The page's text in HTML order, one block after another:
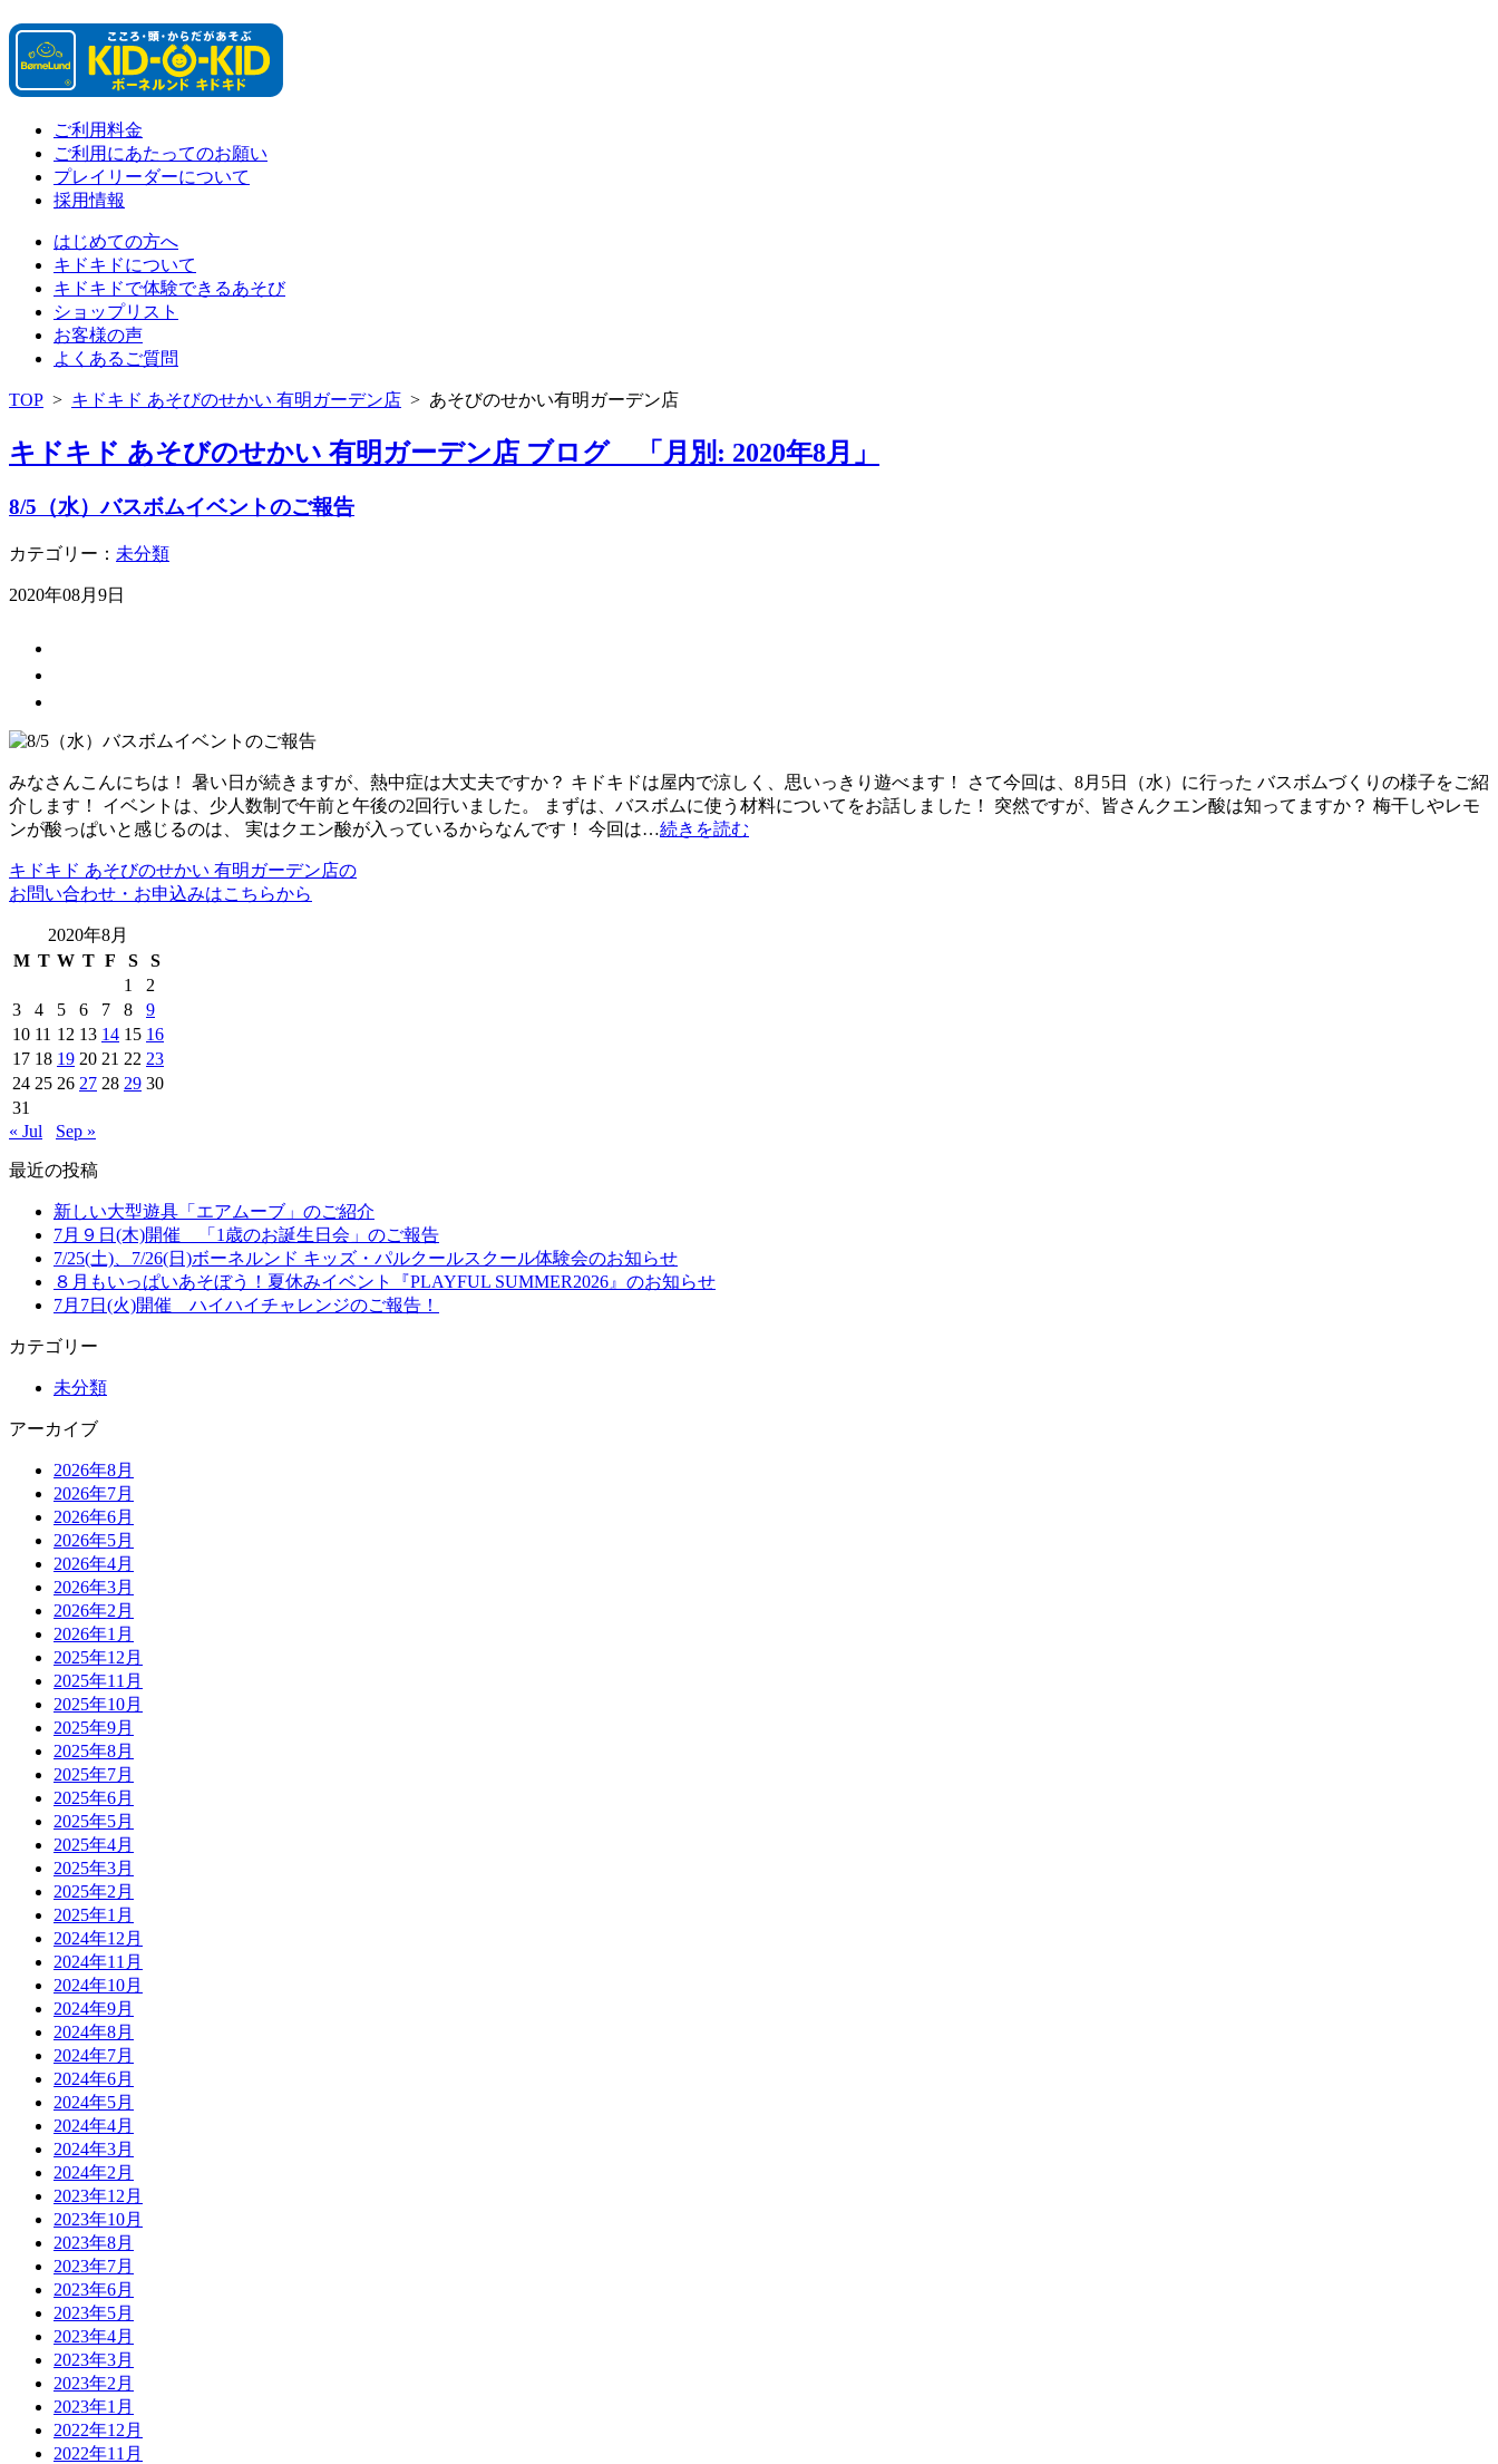
ご利用料金
ご利用にあたってのお願い
プレイリーダーについて
採用情報
はじめての方へ
キドキドについて
キドキドで体験できるあそび
ショップリスト
お客様の声
よくあるご質問
TOP > キドキド あそびのせかい 有明ガーデン店 > あそびのせかい有明ガーデン店
キドキド あそびのせかい 有明ガーデン店 ブログ 「月別: 2020年8月」
8/5（水）バスボムイベントのご報告
カテゴリー： 未分類
2020年08月9日
みなさんこんにちは！ 暑い日が続きますが、熱中症は大丈夫ですか？ キドキドは屋内で涼しく、思いっきり遊べます！ さて今回は、8月5日（水）に行った バスボムづくりの様子をご紹
介します！ イベントは、少人数制で午前と午後の2回行いました。 まずは、バスボムに使う材料についてをお話しました！ 突然ですが、皆さんクエン酸は知ってますか？ 梅干しやレモ
ンが酸っぱいと感じるのは、 実はクエン酸が入っているからなんです！ 今回は…続きを読む
キドキド あそびのせかい 有明ガーデン店の
お問い合わせ・お申込みはこちらから
2020年8月
M T W T F S
S
1
2
3
4 5 6 7 8
9
10 11 12 13 14 15 16
17 18 19 20 21 22 23
24 25 26 27 28 29 30
31
« Jul
Sep »
最近の投稿
新しい大型遊具「エアムーブ」のご紹介
7月９日(木)開催 「1歳のお誕生日会」のご報告
7/25(土)、7/26(日)ボーネルンド キッズ・パルクールスクール体験会のお知らせ
８月もいっぱいあそぼう！夏休みイベント『PLAYFUL SUMMER2026』のお知らせ
7月7日(火)開催 ハイハイチャレンジのご報告！
カテゴリー
未分類
アーカイブ
2026年8月
2026年7月
2026年6月
2026年5月
2026年4月
2026年3月
2026年2月
2026年1月
2025年12月
2025年11月
2025年10月
2025年9月
2025年8月
2025年7月
2025年6月
2025年5月
2025年4月
2025年3月
2025年2月
2025年1月
2024年12月
2024年11月
2024年10月
2024年9月
2024年8月
2024年7月
2024年6月
2024年5月
2024年4月
2024年3月
2024年2月
2023年12月
2023年10月
2023年8月
2023年7月
2023年6月
2023年5月
2023年4月
2023年3月
2023年2月
2023年1月
2022年12月
2022年11月